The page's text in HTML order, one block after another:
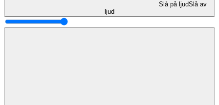
Slå på ljudSlå av
ljud